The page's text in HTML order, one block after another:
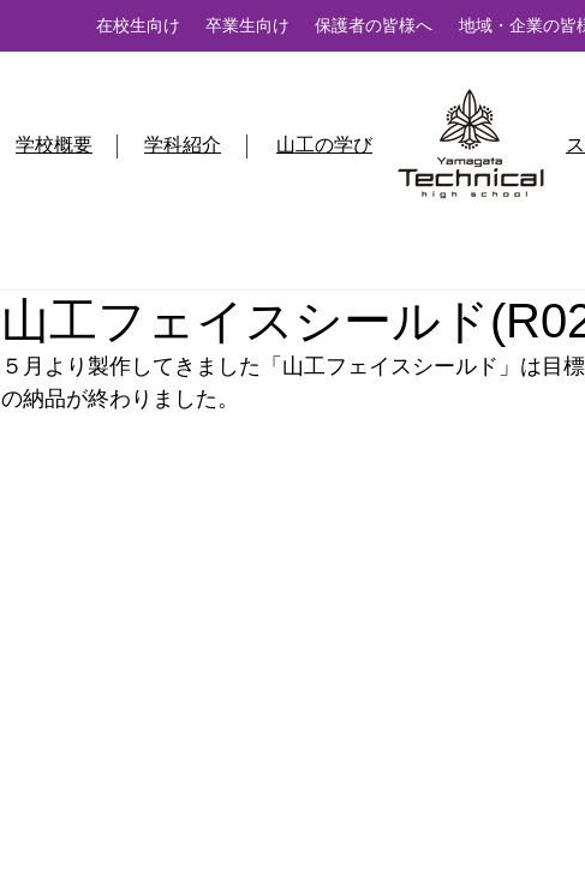
在校生向け 卒業生向け 保護者の皆様へ 地域・企業の皆
学校概要 学科紹介 山工の学び
山工フェイスシールド
５月より製作してきました「山工フェイスシールド」は目
の納品が終わりました。